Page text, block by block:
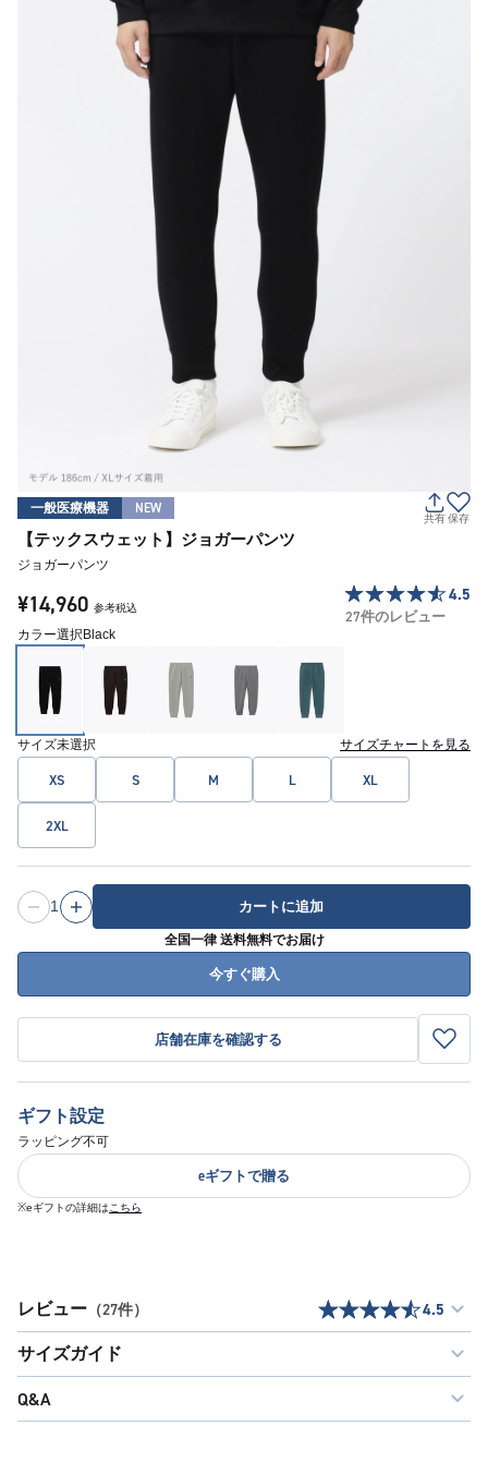
一般医療機器 NEW
共有保存
【テックスウェット】ジョガーパンツ
ジョガーパンツ
¥14,960 参考税込
4.5
27件のレビュー
カラー選択 Black
サイズ未選択 サイズチャートを見る
XS S M L XL
2XL
1 カートに追加
全国一律 送料無料でお届け
今すぐ購入
店舗在庫を確認する
ギフト設定
ラッピング不可
eギフトで贈る
※eギフトの詳細はこちら
レビュー （27件） 4.5
サイズガイド
Q&A